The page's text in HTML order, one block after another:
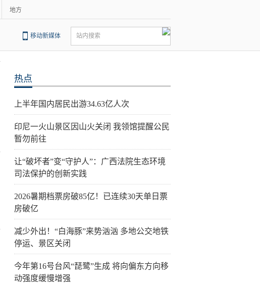
地方
移动新媒体 站内搜索
热点
上半年国内居民出游34.63亿人次
印尼一火山景区因山火关闭 我领馆提醒公民
暂勿前往
让“破坏者”变“守护人”：广西法院生态环境
司法保护的创新实践
2026暑期档票房破85亿！已连续30天单日票
房破亿
减少外出！“白海豚”来势汹汹 多地公交地铁
停运、景区关闭
今年第16号台风“琵鹭”生成 将向偏东方向移
动强度缓慢增强